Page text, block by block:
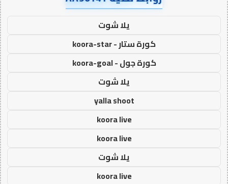
يلا شوت
كورة ستار - koora-star
كورة جول - koora-goal
يلا شوت
yalla shoot
koora live
koora live
يلا شوت
koora live